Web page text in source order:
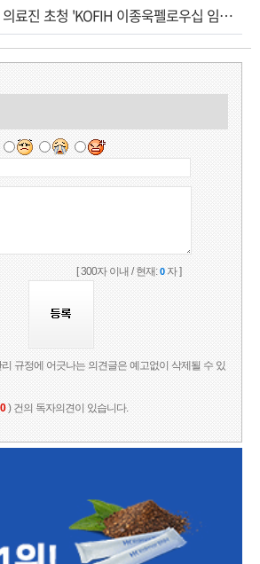
료진 초청 'KOFIH 이종욱펠로우십 임…
[ 300자 이내 / 현재:0자 ]
규정에 어긋나는 의견글은 예고없이 삭제될 수 있
0) 건의 독자의견이 있습니다.